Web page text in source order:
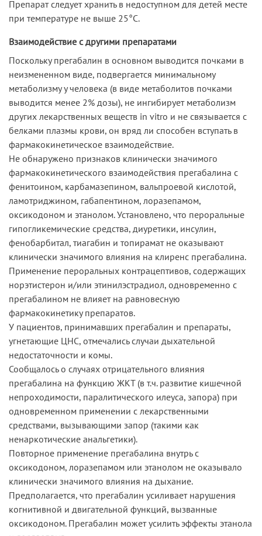
Препарат следует хранить в недоступном для детей месте
при температуре не выше 25°С.
Взаимодействие с другими препаратами
Поскольку прегабалин в основном выводится почками в
неизмененном виде, подвергается минимальному
метаболизму у человека (в виде метаболитов почками
выводится менее 2% дозы), не ингибирует метаболизм
других лекарственных веществ in vitro и не связывается с
белками плазмы крови, он вряд ли способен вступать в
фармакокинетическое взаимодействие.
Не обнаружено признаков клинически значимого
фармакокинетического взаимодействия прегабалина с
фенитоином, карбамазепином, вальпроевой кислотой,
ламотриджином, габапентином, лоразепамом,
оксикодоном и этанолом. Установлено, что пероральные
гипогликемические средства, диуретики, инсулин,
фенобарбитал, тиагабин и топирамат не оказывают
клинически значимого влияния на клиренс прегабалина.
Применение пероральных контрацептивов, содержащих
норэтистерон и/или этинилэстрадиол, одновременно с
прегабалином не влияет на равновесную
фармакокинетику препаратов.
У пациентов, принимавших прегабалин и препараты,
угнетающие ЦНС, отмечались случаи дыхательной
недостаточности и комы.
Сообщалось о случаях отрицательного влияния
прегабалина на функцию ЖКТ (в т.ч. развитие кишечной
непроходимости, паралитического илеуса, запора) при
одновременном применении с лекарственными
средствами, вызывающими запор (такими как
ненаркотические анальгетики).
Повторное применение прегабалина внутрь с
оксикодоном, лоразепамом или этанолом не оказывало
клинически значимого влияния на дыхание.
Предполагается, что прегабалин усиливает нарушения
когнитивной и двигательной функций, вызванные
оксикодоном. Прегабалин может усилить эффекты этанола